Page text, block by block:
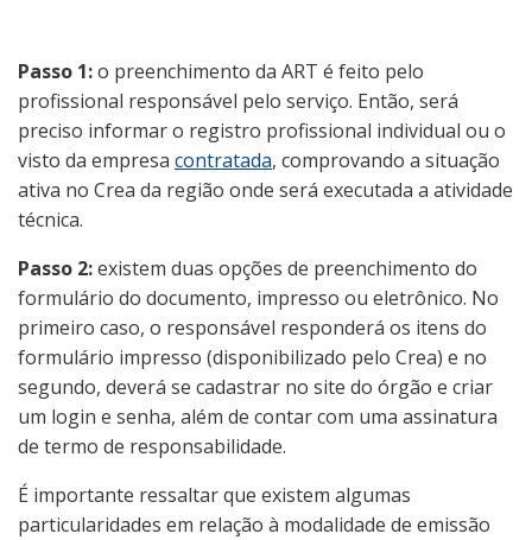
Passo 1:o preenchimento da ART é feito pelo
profissional responsável pelo serviço. Então, será
preciso informar o registro profissional individual ou o
visto da empresa contratada, comprovando a situação
ativa no Crea da região onde será executada a atividade
técnica.
Passo 2:existem duas opções de preenchimento do
formulário do documento, impresso ou eletrônico. No
primeiro caso, o responsável responderá os itens do
formulário impresso (disponibilizado pelo Crea) e no
segundo, deverá se cadastrar no site do órgão e criar
um login e senha, além de contar com uma assinatura
de termo de responsabilidade.
É importante ressaltar que existem algumas
particularidades em relação à modalidade de emissão